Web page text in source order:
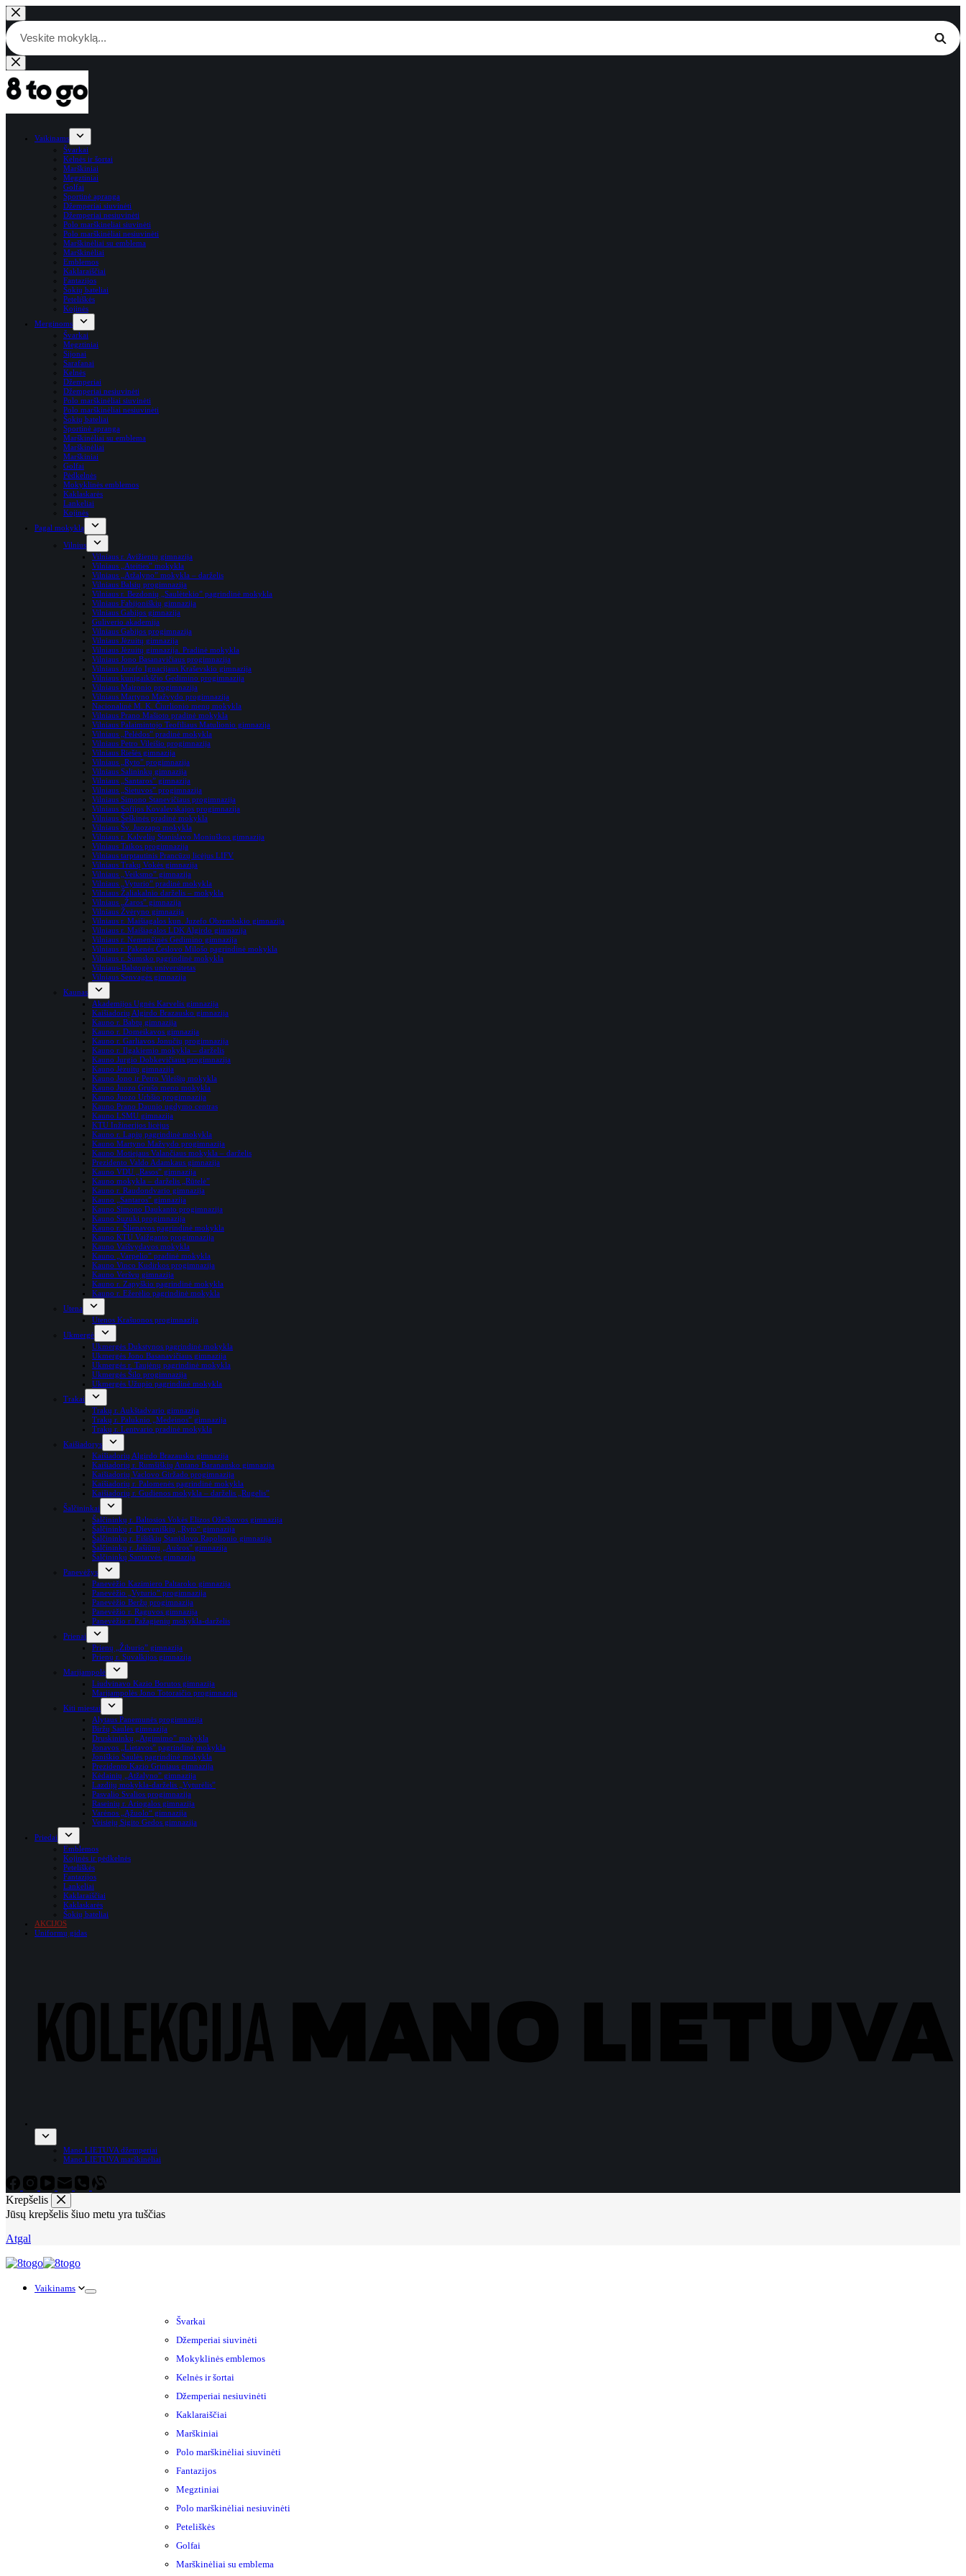
Skip
to
content
Products
search
Vaikinams
Švarkai
Kelnės ir šortai
Marškiniai
Megztiniai
Golfai
Sportinė apranga
Džemperiai siuvinėti
Džemperiai nesiuvinėti
Polo marškineliai siuvinėti
Polo marškinėliai nesiuvinėti
Marškinėliai su emblema
Marškinėliai
Emblemos
Kaklaraiščiai
Fantazijos
Šokių bateliai
Peteliškės
Kojinės
Merginoms
Švarkai
Megztiniai
Sijonai
Sarafanai
Kelnės
Džemperiai
Džemperiai nesiuvinėti
Polo marškinėliai siuvinėti
Polo marškinėliai nesiuvinėti
Šokių bateliai
Sportinė apranga
Marškinėliai su emblema
Marškinėliai
Marškiniai
Golfai
Pėdkelnės
Mokyklinės emblemos
Kaklaskarės
Lankeliai
Kojinės
Pagal mokyklą
Vilnius
Vilniaus r. Avižienių gimnazija
Vilniaus „Ateities” mokykla
Vilniaus „Atžalyno” mokykla – darželis
Vilniaus Balsių progimnazija
Vilniaus r. Bezdonių „Saulėtekio” pagrindinė mokykla
Vilniaus Fabijoniškių gimnazija
Vilniaus Gabijos gimnazija
Guliverio akademija
Vilniaus Gabijos progimnazija
Vilniaus Jėzuitų gimnazija
Vilniaus Jėzuitų gimnazija. Pradinė mokykla
Vilniaus Jono Basanavičiaus progimnazija
Vilniaus Juzefo Ignacijaus Kraševskio gimnazija
Vilniaus kunigaikščio Gedimino progimnazija
Vilniaus Maironio progimnazija
Vilniaus Martyno Mažvydo progimnazija
Nacionalinė M. K. Čiurlionio menų mokykla
Vilniaus Prano Mašioto pradinė mokykla
Vilniaus Palaimintojo Teofiliaus Matulionio gimnazija
Vilniaus „Pelėdos” pradinė mokykla
Vilniaus Petro Vileišio progimnazija
Vilniaus Riešės gimnazija
Vilniaus „Ryto” progimnazija
Vilniaus Salininkų gimnazija
Vilniaus „Santaros” gimnazija
Vilniaus „Sietuvos” progimnazija
Vilniaus Simono Stanevičiaus progimnazija
Vilniaus Sofijos Kovalevskajos progimnazija
Vilniaus Šeškinės pradinė mokykla
Vilniaus Šv. Juozapo mokykla
Vilniaus r. Kalvelių Stanislavo Moniuškos gimnazija
Vilniaus Taikos progimnazija
Vilniaus tarptautinis Prancūzų licėjus LIFV
Vilniaus Trakų Vokės gimnazija
Vilniaus „Veiksmo” gimnazija
Vilniaus „Vyturio” pradinė mokykla
Vilniaus Žaliakalnio darželis – mokykla
Vilniaus „Žaros” gimnazija
Vilniaus Žvėryno gimnazija
Vilniaus r. Maišiagalos kun. Juzefo Obrembskio gimnazija
Vilniaus r. Maišiagalos LDK Algirdo gimnazija
Vilniaus r. Nemenčinės Gedimino gimnazija
Vilniaus r. Pake­nės Čes­lovo Milošo pag­rin­dinė mokykla
Vilniaus r. Šumsko pagrindinė mokykla
Vilniaus-Balstogės universitetas
Vilniaus Senvagės gimnazija
Kaunas
Akademijos Ugnės Karvelis gimnazija
Kaišiadorių Algirdo Brazausko gimnazija
Kauno r. Babtų gimnazija
Kauno r. Domeikavos gimnazija
Kauno r. Garliavos Jonučių progimnazija
Kauno r. Ilgakiemio mokykla – darželis
Kauno Jurgio Dobkevičiaus progimnazija
Kauno Jėzuitų gimnazija
Kauno Jono ir Petro Vileišių mokykla
Kauno Juozo Grušo meno mokykla
Kauno Juozo Urbšio progimnazija
Kauno Prano Daunio ugdymo centras
Kauno LSMU gimnazija
KTU Inžinerijos licėjus
Kauno r. Lapių pagrindinė mokykla
Kauno Martyno Mažvydo progimnazija
Kauno Motiejaus Valančiaus mokykla – darželis
Prezidento Valdo Adamkaus gimnazija
Kauno VDU „Rasos” gimnazija
Kauno mokykla – darželis „Rūtelė”
Kauno r. Raudondvario gimnazija
Kauno „Santaros” gimnazija
Kauno Simono Daukanto progimnazija
Kauno Suzuki progimnazija
Kauno r. Šlienavos pagrindinė mokykla
Kauno KTU Vaižganto progimnazija
Kauno Vaišvydavos mokykla
Kauno „Varpelio” pradinė mokykla
Kauno Vinco Kudirkos progimnazija
Kauno Veršvų gimnazija
Kauno r. Zapyškio pagrindinė mokykla
Kauno r. Ežerėlio pagrindinė mokykla
Utena
Utenos Krašuonos progimnazija
Ukmergė
Ukmergės Dukstynos pagrindinė mokykla
Ukmergės Jono Basanavičiaus gimnazija
Ukmergės r. Taujėnų pagrindinė mokykla
Ukmergės Šilo progimnazija
Ukmergės Užupio pagrindinė mokykla
Trakai
Trakų r. Aukštadvario gimnazija
Trakų r. Paluknio „Medeinos” gimnazija
Trakų r. Lentvario pradinė mokykla
Kaišiadorys
Kaišiadorių Algirdo Brazausko gimnazija
Kaišiadorių r. Rumšiškių Antano Baranausko gimnazija
Kaišiadorių Vaclovo Giržado progimnazija
Kaišiadorių r. Palomenės pagrindinė mokykla
Kaišiadorių r. Gudienos mokykla – darželis „Rugelis”
Šalčininkai
Šalčininkų r. Baltosios Vokės Elizos Ožeškovos gimnazija
Šalčininkų r. Dieveniškių „Ryto“ gimnazija
Šalčininkų r. Eišiškių Stanislovo Rapolionio gimnazija
Šalčininkų r. Jašiūnų „Aušros” gimnazija
Šalčininkų Santarvės gimnazija
Panevėžys
Panevėžio Kazimiero Paltaroko gimnazija
Panevėžio „Vyturio” progimnazija
Panevėžio Beržų progimnazija
Panevėžio r. Raguvos gimnazija
Panevėžio r. Pažagienių mokykla-darželis
Prienai
Prienų „Žiburio” gimnazija
Prienų r. Suvalkijos gimnazija
Marijampolė
Liudvinavo Kazio Borutos gimnazija
Marijampolės Jono Totoraičio progimnazija
Kiti miestai
Alytaus Panemunės progimnazija
Biržų Saulės gimnazija
Druskininkų „Atgimimo” mokykla
Jonavos „Lietavos” pagrindinė mokykla
Joniškio Saulės pagrindinė mokykla
Prezidento Kazio Griniaus gimnazija
Kėdainių „Atžalyno” gimnazija
Lazdijų mokykla-darželis „Vyturėlis”
Pasvalio Svalios progimnazija
Raseinių r. Ariogalos gimnazija
Varėnos „Ąžuolo“ gimnazija
Veisiejų Sigito Gedos gimnazija
Priedai
Emblemos
Kojinės ir pėdkelnės
Peteliškės
Fantazijos
Lankeliai
Kaklaraiščiai
Kaklaskarės
Šokių bateliai
AKCIJOS
Uniformų gidas
Mano LIETUVA džemperiai
Mano LIETUVA marškinėliai
Krepšelis
Jūsų krepšelis šiuo metu yra tuščias
Atgal
Vaikinams
Švarkai
Džemperiai siuvinėti
Mokyklinės emblemos
Kelnės ir šortai
Džemperiai nesiuvinėti
Kaklaraiščiai
Marškiniai
Polo marškinėliai siuvinėti
Fantazijos
Megztiniai
Polo marškinėliai nesiuvinėti
Peteliškės
Golfai
Marškinėliai su emblema